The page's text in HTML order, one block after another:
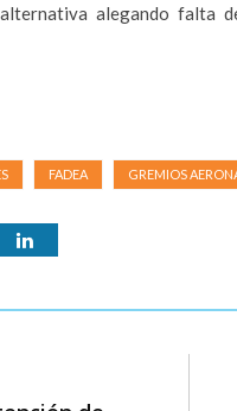
alegando falta
FADEA GREMIOS